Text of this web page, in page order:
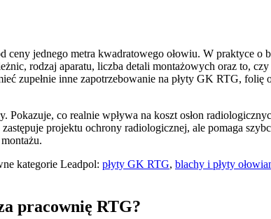
ceny jednego metra kwadratowego ołowiu. W praktyce o
rodzaj aparatu, liczba detali montażowych oraz to, czy
zupełnie inne zapotrzebowanie na płyty GK RTG, folię
Pokazuje, co realnie wpływa na koszt osłon
projektu ochrony radiologicznej, ale pomaga
kategorie Leadpol: płyty GK RTG, blachy i płyty
pracownię RTG?